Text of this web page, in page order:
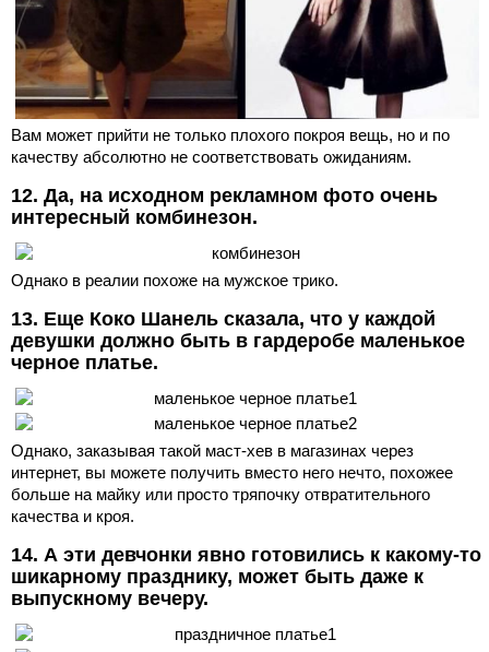
Вам может прийти не только плохого покроя вещь, но и по
качеству абсолютно не соответствовать ожиданиям.
12. Да, на исходном рекламном фото очень
интересный комбинезон.
Однако в реалии похоже на мужское трико.
13. Еще Коко Шанель сказала, что у каждой
девушки должно быть в гардеробе маленькое
черное платье.
Однако, заказывая такой маст-хев в магазинах через
интернет, вы можете получить вместо него нечто, похожее
больше на майку или просто тряпочку отвратительного
качества и кроя.
14. А эти девчонки явно готовились к какому-то
шикарному празднику, может быть даже к
выпускному вечеру.